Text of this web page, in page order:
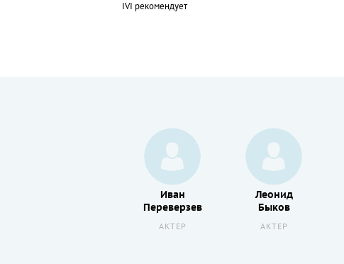
IVI рекомендует
Иван
Переверзев
АКТЕР
Леонид
Быков
АКТЕР